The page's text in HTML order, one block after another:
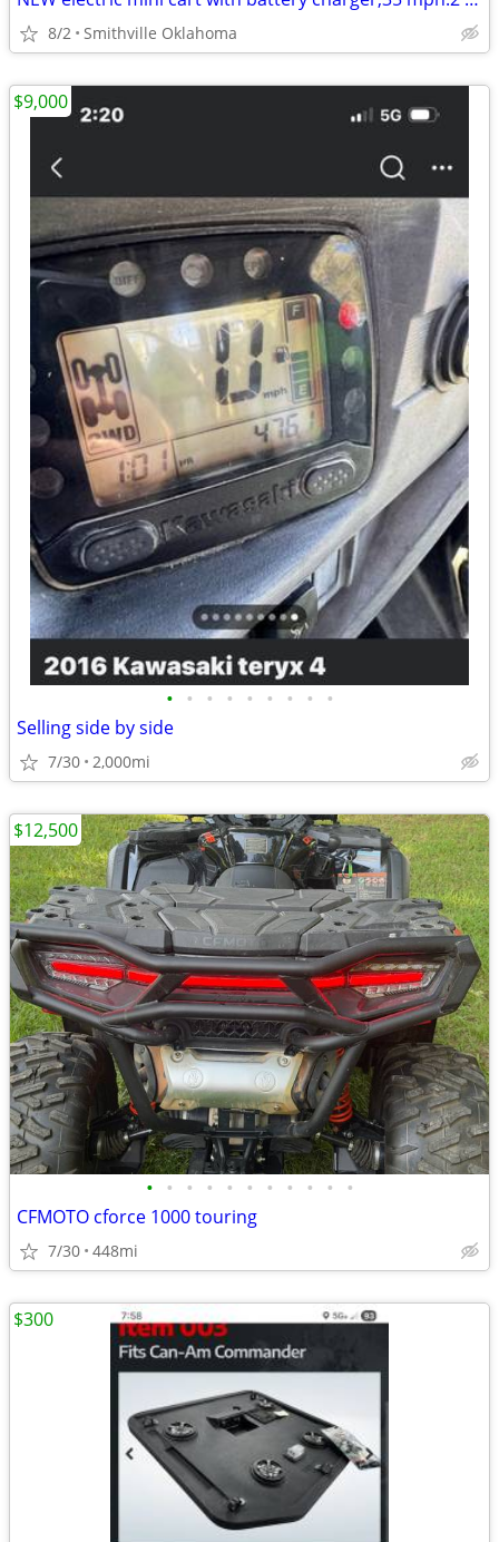
8/2 Smithville Oklahoma
• • • • • • • • •
Selling side by side
7/30 2,000mi
$9,000
• • • • • • • • • • •
CFMOTO cforce 1000 touring
7/30 448mi
$12,500
$300